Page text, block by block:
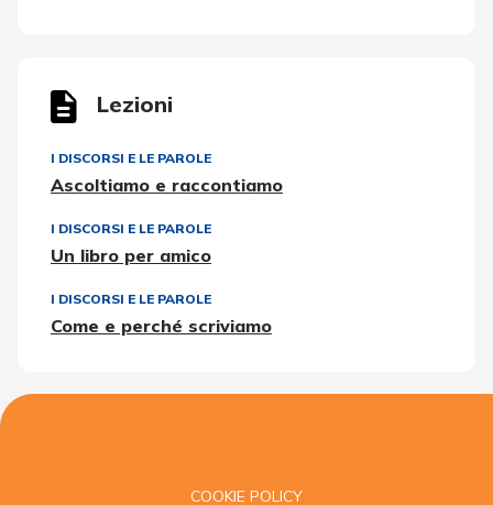
Lezioni
I DISCORSI E LE PAROLE
Ascoltiamo e raccontiamo
I DISCORSI E LE PAROLE
Un libro per amico
I DISCORSI E LE PAROLE
Come e perché scriviamo
COOKIE POLICY